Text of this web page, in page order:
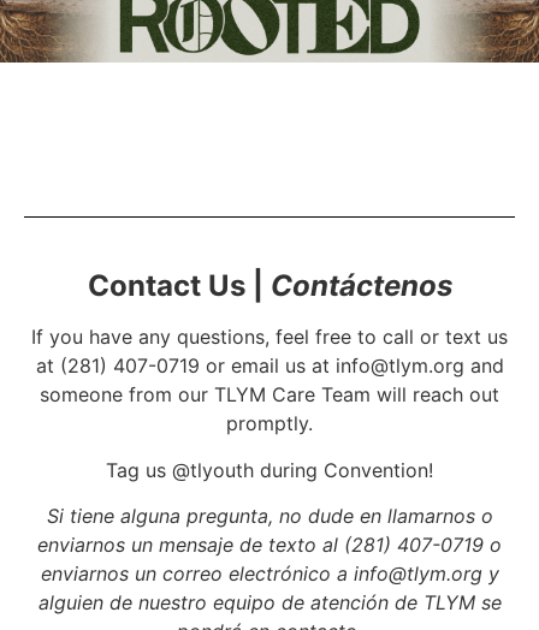
Contact Us | Contáctenos
If you have any questions, feel free to call or text us
at (281) 407-0719 or email us at info@tlym.org and
someone from our TLYM Care Team will reach out
promptly.
Tag us @tlyouth during Convention!
Si tiene alguna pregunta, no dude en llamarnos o
enviarnos un mensaje de texto al (281) 407-0719 o
enviarnos un correo electrónico a info@tlym.org y
alguien de nuestro equipo de atención de TLYM se